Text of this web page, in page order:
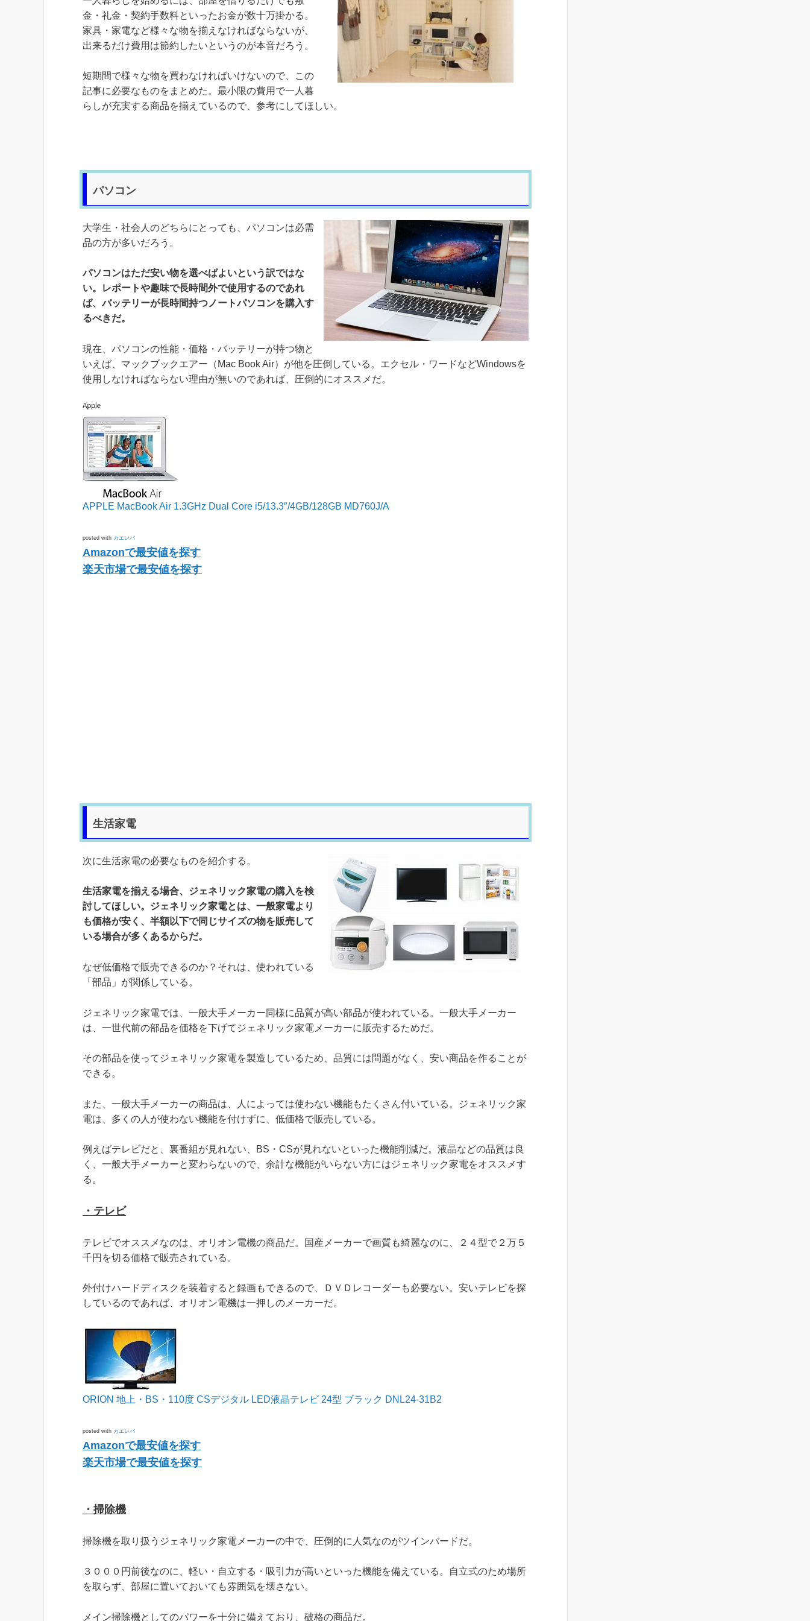
金・礼金・契約手数料といったお金が数十万掛かる。
家具・家電など様々な物を揃えなければならないが、
出来るだけ費用は節約したいというのが本音だろう。
短期間で様々な物を買わなければいけないので、この
記事に必要なものをまとめた。最小限の費用で一人暮
らしが充実する商品を揃えているので、参考にしてほしい。
パソコン
大学生・社会人のどちらにとっても、パソコンは必需
品の方が多いだろう。
パソコンはただ安い物を選べばよいという訳ではな
い。レポートや趣味で長時間外で使用するのであれ
ば、バッテリーが長時間持つノートパソコンを購入す
るべきだ。
現在、パソコンの性能・価格・バッテリーが持つ物と
いえば、マックブックエアー（Mac Book Air）が他を圧倒している。エクセル・ワードなどWindowsを
使用しなければならない理由が無いのであれば、圧倒的にオススメだ。
APPLE MacBook Air 1.3GHz Dual Core i5/13.3″/4GB/128GB MD760J/A
posted with カエレバ
Amazonで最安値を探す
楽天市場で最安値を探す
生活家電
次に生活家電の必要なものを紹介する。
生活家電を揃える場合、ジェネリック家電の購入を検
討してほしい。ジェネリック家電とは、一般家電より
も価格が安く、半額以下で同じサイズの物を販売して
いる場合が多くあるからだ。
なぜ低価格で販売できるのか？それは、使われている
「部品」が関係している。
ジェネリック家電では、一般大手メーカー同様に品質が高い部品が使われている。一般大手メーカー
は、一世代前の部品を価格を下げてジェネリック家電メーカーに販売するためだ。
その部品を使ってジェネリック家電を製造しているため、品質には問題がなく、安い商品を作ることが
できる。
また、一般大手メーカーの商品は、人によっては使わない機能もたくさん付いている。ジェネリック家
電は、多くの人が使わない機能を付けずに、低価格で販売している。
例えばテレビだと、裏番組が見れない、BS・CSが見れないといった機能削減だ。液晶などの品質は良
く、一般大手メーカーと変わらないので、余計な機能がいらない方にはジェネリック家電をオススメす
る。
・テレビ
テレビでオススメなのは、オリオン電機の商品だ。国産メーカーで画質も綺麗なのに、２４型で２万５
千円を切る価格で販売されている。
外付けハードディスクを装着すると録画もできるので、ＤＶＤレコーダーも必要ない。安いテレビを探
しているのであれば、オリオン電機は一押しのメーカーだ。
ORION 地上・BS・110度 CSデジタル LED液晶テレビ 24型 ブラック DNL24-31B2
posted with カエレバ
Amazonで最安値を探す
楽天市場で最安値を探す
・掃除機
掃除機を取り扱うジェネリック家電メーカーの中で、圧倒的に人気なのがツインバードだ。
３０００円前後なのに、軽い・自立する・吸引力が高いといった機能を備えている。自立式のため場所
を取らず、部屋に置いておいても雰囲気を壊さない。
メイン掃除機としてのパワーを十分に備えており、破格の商品だ。